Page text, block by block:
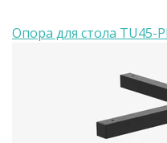
Опора для стола TU45-